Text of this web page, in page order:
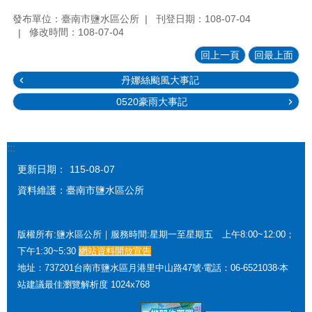
發布單位：臺南市鹽水區公所
刊登日期：108-07-04
修改時間：108-07-04
回上一頁 回最上面
丹娜絲颱風大事記
0520豪雨大事記
:::
更新日期：
115-08-07
資料維護：臺南市鹽水區公所
版權所有:鹽水區公所｜服務時間:星期一至星期五 上午8:00~12:00；
下午1:30~5:30 網站資料開放宣告
地址：737201台南市鹽水區月港里中山路47號‧電話：06-6521038‧本
站建議最佳瀏覽解析度 1024x768